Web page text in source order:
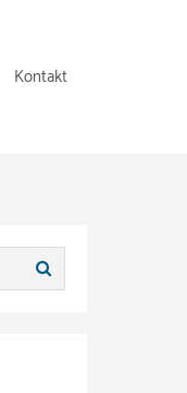
Kontakt